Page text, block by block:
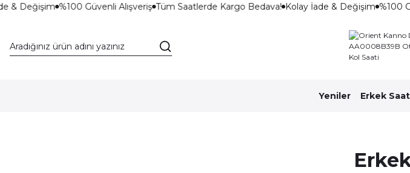
& Değişim %100 Güvenli Alışveriş Tüm Saatlerde Kargo Bedava! Kolay İade & Değişim %100
Yeniler Erkek Saat